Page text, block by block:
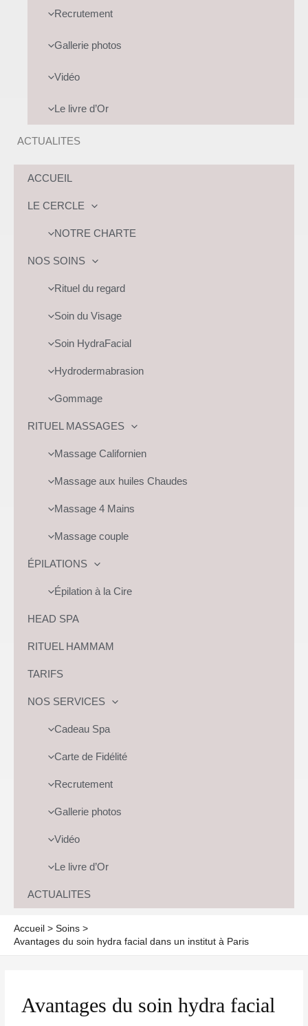
Recrutement
Gallerie photos
Vidéo
Le livre d’Or
ACTUALITES
ACCUEIL
LE CERCLE
NOTRE CHARTE
NOS SOINS
Rituel du regard
Soin du Visage
Soin HydraFacial
Hydrodermabrasion
Gommage
RITUEL MASSAGES
Massage Californien
Massage aux huiles Chaudes
Massage 4 Mains
Massage couple
ÉPILATIONS
Épilation à la Cire
HEAD SPA
RITUEL HAMMAM
TARIFS
NOS SERVICES
Cadeau Spa
Carte de Fidélité
Recrutement
Gallerie photos
Vidéo
Le livre d’Or
ACTUALITES
Accueil
Soins
Avantages du soin hydra facial dans un institut à Paris
Avantages du soin hydra facial